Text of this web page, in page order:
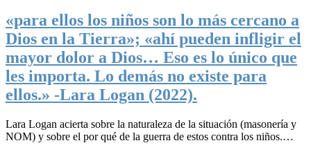
«para ellos los niños son lo más cercano a
Dios en la Tierra»; «ahí pueden infligir el
mayor dolor a Dios… Eso es lo único que
les importa. Lo demás no existe para
ellos.» -Lara Logan (2022).
Lara Logan acierta sobre la naturaleza de la situación (masonería y
NOM) y sobre el por qué de la guerra de estos contra los niños.…